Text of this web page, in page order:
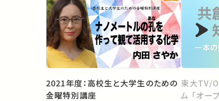
2021年度：高校生と大学生のための
金曜特別講座
東大TV/
ム 「オー